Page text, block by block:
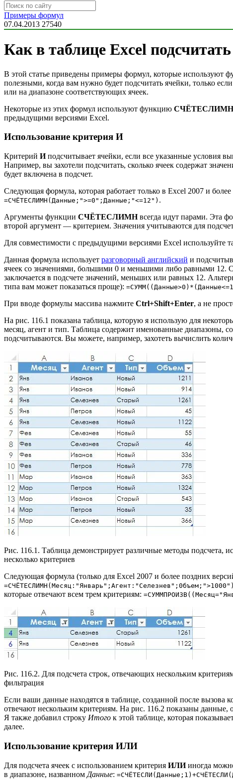
Примеры формул
07.04.2013 27540
Как в таблице Excel
В этой статье приведены примеры формул, которые используют
полезными, когда вам нужно будет подсчитать ячейки, только
или на диапазоне соответствующих ячеек.
Некоторые из этих формул используют функцию СЧЁТЕСЛИМН
предыдущими версиями Excel.
Использование критерия И
Критерий Иподсчитывает ячейки, если все указанные условия
Например, вы захотели подсчитать, сколько ячеек содержат
будет включена в подсчет.
Следующая формула, которая работает только в Excel 2007 и
=СЧЁТЕСЛИМН(Данные;">=0";Данные;"<=12") .
Аргументы функции СЧЁТЕСЛИМНвсегда идут парами. Эта
второй аргумент — критерием. Значения учитываются для
Для совместимости с предыдущими версиями Excel используйте
Данная формула использует разговорный английский и
ячеек со значениями, большими 0 и меньшими либо равными 12.
заключается в подсчете значений, меньших или равных 12.
типа вам может показаться проще):
При вводе формулы массива нажмите Ctrl+Shift+Enter, а не
На рис. 116.1 показана таблица, которую я использую для
месяц, агент и тип. Таблица содержит именованные диапазоны,
подсчитываются. Вы можете, например, захотеть вычислить
Рис. 116.1. Таблица демонстрирует различные методы подсчета,
несколько критериев
Следующая формула (только для Excel 2007 и более поздних
=СЧЁТЕСЛИМН(Месяц:"Январь";Агент:"Селезнев";0бъем;">1000")
которые отвечают всем трем критериям:
Рис. 116.2. Для подсчета строк, отвечающих нескольким
фильтрация
Если ваши данные находятся в таблице, созданной после вызова
отвечают нескольким критериям. На рис. 116.2 показаны
Я также добавил строку Итого к этой таблице, которая
далее.
Использование критерия ИЛИ
Для подсчета ячеек с использованием критерия ИЛИиногда
в диапазоне, названном Данные: